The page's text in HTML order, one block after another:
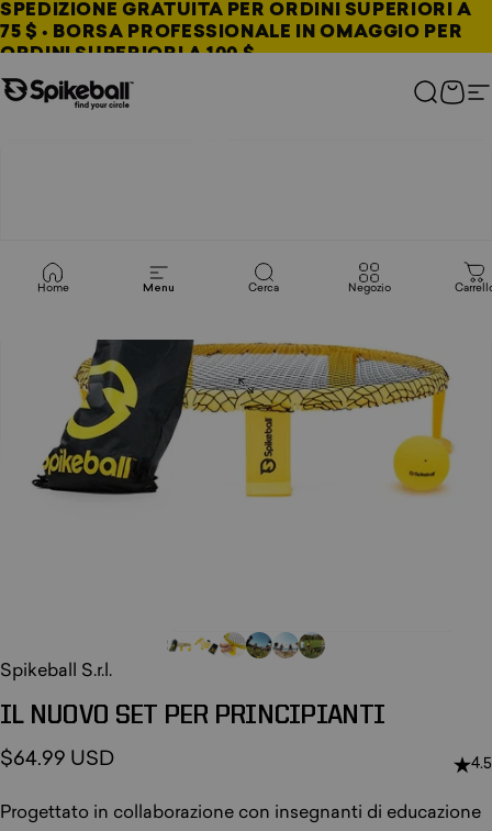
Vai al contenuto
SPEDIZIONE GRATUITA PER ORDINI SUPERIORI A
75 $ • BORSA PROFESSIONALE IN OMAGGIO PER
ORDINI SUPERIORI A 100 $
Negozio Spikeball Cerca
Home Menu Cerca Negozio
Spikeball S.r.l.
IL NUOVO SET PER PRINCIPIANTI
$64.99 USD 4.5
Progettato in collaborazione con insegnanti di educazione